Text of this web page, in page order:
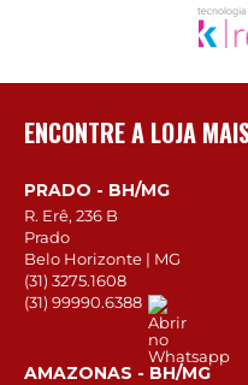
ENCONTRE A LOJA
PRADO - BH/MG
R. Erê, 236 B
Prado
Belo Horizonte | MG
(31) 3275.1608
(31) 99990.6388
AMAZONAS - BH/MG